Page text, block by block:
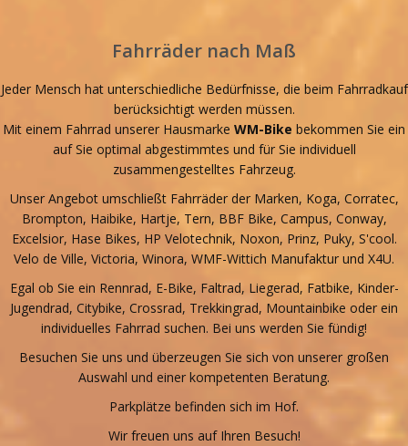
Fahrräder nach Maß
Jeder Mensch hat unterschiedliche Bedürfnisse, die beim Fahrradkauf
berücksichtigt werden müssen.
Mit einem Fahrrad unserer Hausmarke WM-Bike bekommen Sie ein
auf Sie optimal abgestimmtes und für Sie individuell
zusammengestelltes Fahrzeug.
Unser Angebot umschließt Fahrräder der Marken, Koga, Corratec,
Brompton, Haibike, Hartje, Tern, BBF Bike, Campus, Conway,
Excelsior, Hase Bikes, HP Velotechnik, Noxon, Prinz, Puky, S'cool.
Velo de Ville, Victoria, Winora, WMF-Wittich Manufaktur und X4U.
Egal ob Sie ein Rennrad, E-Bike, Faltrad, Liegerad, Fatbike, Kinder-
Jugendrad, Citybike, Crossrad, Trekkingrad, Mountainbike oder ein
individuelles Fahrrad suchen. Bei uns werden Sie fündig!
Besuchen Sie uns und überzeugen Sie sich von unserer großen
Auswahl und einer kompetenten Beratung.
Parkplätze befinden sich im Hof.
Wir freuen uns auf Ihren Besuch!